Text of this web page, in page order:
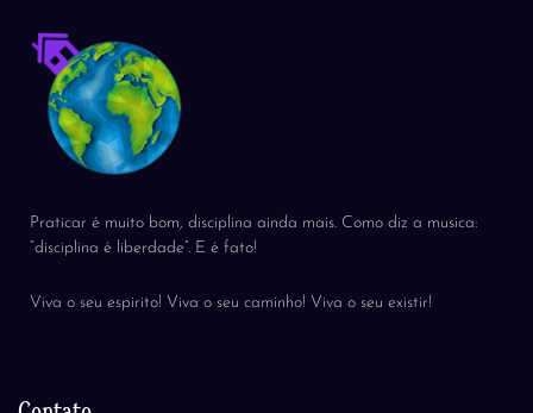
Praticar é muito bom, disciplina ainda mais. Como diz a musica:
“disciplina é liberdade”. E é fato!
Viva o seu espirito! Viva o seu caminho! Viva o seu existir!